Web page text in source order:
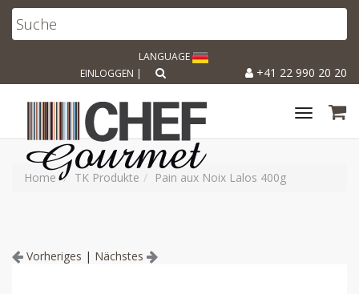
LANGUAGE
+41 22 990 20 20
EINLOGGEN |
Toggle
Home TK Produkte Pain aux Noix Lalos 400g
Vorheriges | Nächstes